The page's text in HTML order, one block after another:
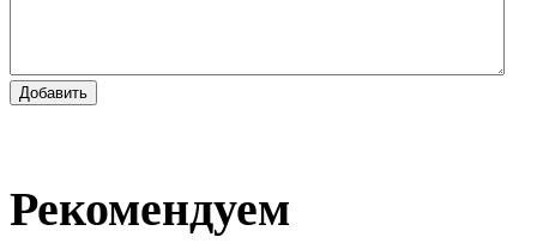
Добавить
Рекомендуем